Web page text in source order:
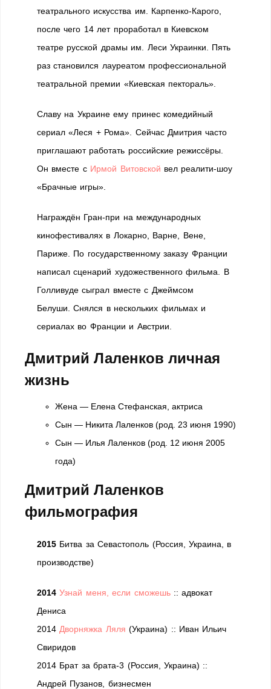
театрального искусства им. Карпенко-Карого,
после чего 14 лет проработал в Киевском
театре русской драмы им. Леси Украинки. Пять
раз становился лауреатом профессиональной
театральной премии «Киевская пектораль».
Славу на Украине ему принес комедийный
сериал «Леся + Рома». Сейчас Дмитрия часто
приглашают работать российские режиссёры.
Он вместе с Ирмой Витовской вел реалити-шоу
«Брачные игры».
Награждён Гран-при на международных
кинофестивалях в Локарно, Варне, Вене,
Париже. По государственному заказу Франции
написал сценарий художественного фильма. В
Голливуде сыграл вместе с Джеймсом
Белуши. Снялся в нескольких фильмах и
сериалах во Франции и Австрии.
Дмитрий Лаленков личная
жизнь
Жена — Елена Стефанская, актриса
Сын — Никита Лаленков (род. 23 июня 1990)
Сын — Илья Лаленков (род. 12 июня 2005
года)
Дмитрий Лаленков
фильмография
2015 Битва за Севастополь (Россия, Украина, в
производстве)
2014 Узнай меня, если сможешь:: адвокат
Дениса
2014 Дворняжка Ляля (Украина) :: Иван Ильич
Свиридов
2014 Брат за брата-3 (Россия, Украина) ::
Андрей Пузанов, бизнесмен